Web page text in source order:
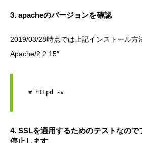
3. apacheのバージョンを確認
2019/03/28時点では上記インストール方
Apache/2.2.15″
  # httpd -v
4. SSLを適用するためのテストなの
停止します。